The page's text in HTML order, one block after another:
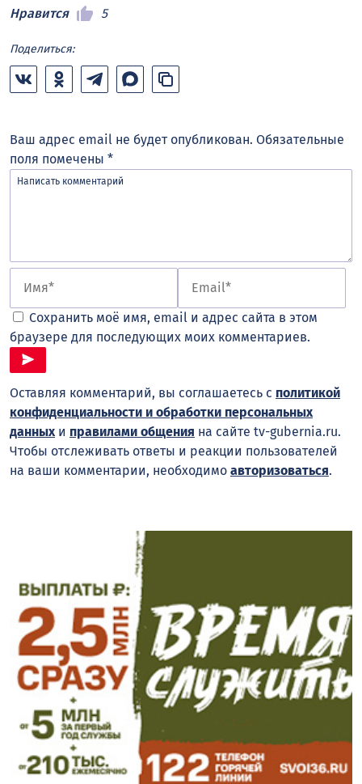
Нравится
5
Поделиться:
Ваш адрес email не будет опубликован. Обязательные
поля помечены *
Сохранить моё имя, email и адрес сайта в этом
браузере для последующих моих комментариев.
Оставляя комментарий, вы соглашаетесь с политикой
конфиденциальности и обработки персональных
данных и правилами общения на сайте tv-gubernia.ru.
Чтобы отслеживать ответы и реакции пользователей
на ваши комментарии, необходимо авторизоваться.